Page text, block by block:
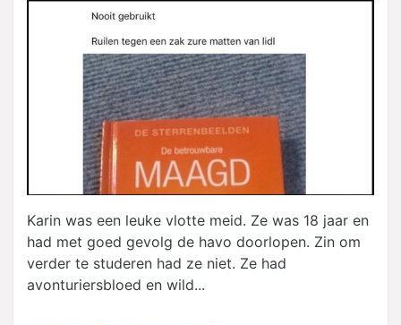
Karin was een leuke vlotte meid. Ze was 18 jaar en
had met goed gevolg de havo doorlopen. Zin om
verder te studeren had ze niet. Ze had
avonturiersbloed en wild...